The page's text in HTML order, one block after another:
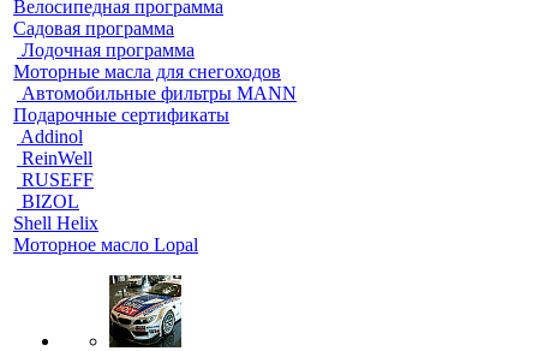
Велосипедная программа
Садовая программа
Лодочная программа
Моторные масла для снегоходов
Автомобильные фильтры MANN
Подарочные сертификаты
Addinol
ReinWell
RUSEFF
BIZOL
Shell Helix
Моторное масло Lopal